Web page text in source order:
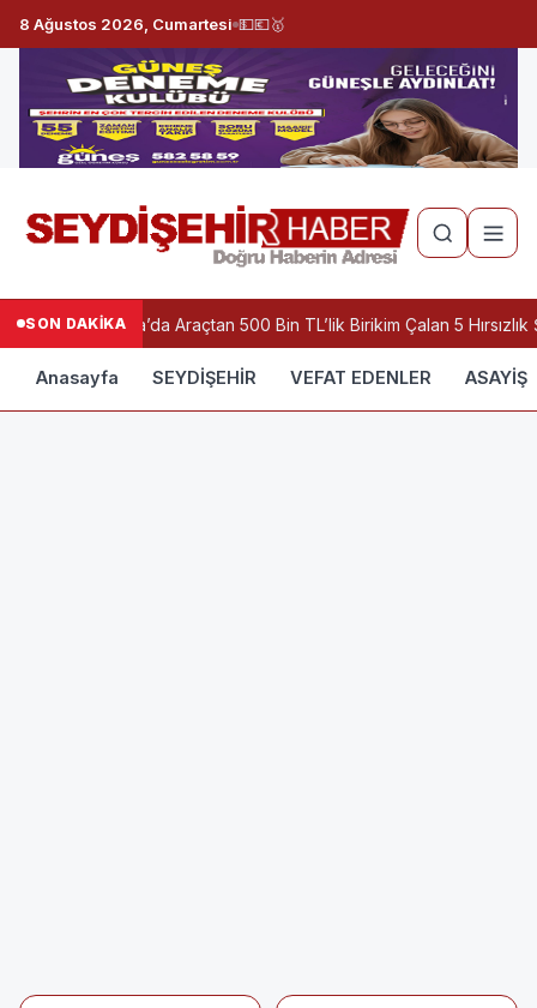
8 Ağustos 2026, Cumartesi 💵💶🥇
SON DAKİKAKonya’da Araçtan 500 Bin TL’lik Birikim Çalan 5
Anasayfa SEYDİŞEHİR VEFAT EDENLER ASAYİŞ